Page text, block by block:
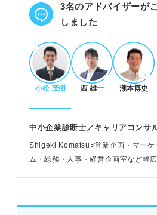
POINT：通過率は70%以上で
る。
頻出質問と効果的な回答準備
自己紹介や志望動機など基本
企業研究を深め、応募先なら
る。
例：入社後やりたいことは
い。
3名のアドバイザーが
しました
小松 茂樹 西 雄一 瀧本博史
中小企業診断士／キャリアコンサ
Shigeki Komatsu○営業企画・マーケ
ム・総務・人事・経営企画室など幅